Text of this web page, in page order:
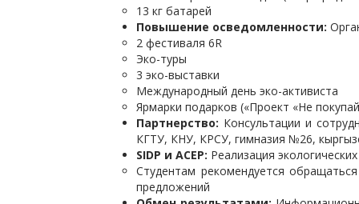
13 кг батарей
Повышение осведомленности:
2 фестиваля 6R
Эко-туры
3 эко-выставки
Международный день эко-активиста
Ярмарки подарков («Проект «Не
Партнерство: Консультации и
КГТУ, КНУ, КРСУ, гимназия №26,
SIDP и ACEP: Реализация
Студентам рекомендуется
предложений